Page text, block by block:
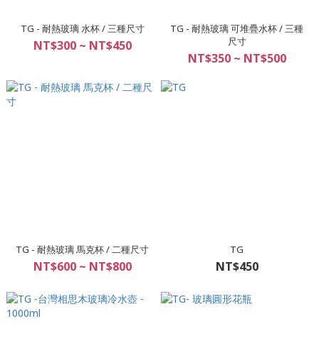
TG - 耐熱玻璃 水杯 / 三種尺寸
NT$300 ~ NT$450
TG - 耐熱玻璃 可堆疊水杯 / 三種
尺寸
NT$350 ~ NT$500
TG - 耐熱玻璃 馬克杯 / 二種尺寸
NT$600 ~ NT$800
TG
NT$450